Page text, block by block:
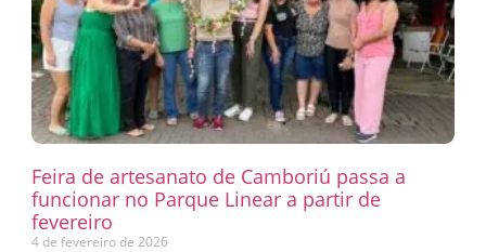
Feira de artesanato de Camboriú passa a
funcionar no Parque Linear a partir de
fevereiro
4 de fevereiro de 2026